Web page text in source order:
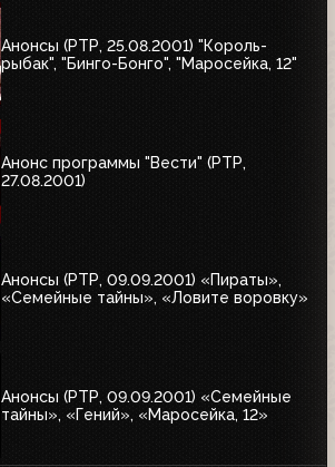
Анонсы (РТР, 25.08.2001) "Король-
рыбак", "Бинго-Бонго", "Маросейка, 12"
Анонс программы "Вести" (РТР,
27.08.2001)
Анонсы (РТР, 09.09.2001) «Пираты»,
«Семейные тайны», «Ловите воровку»
Анонсы (РТР, 09.09.2001) «Семейные
тайны», «Гений», «Маросейка, 12»